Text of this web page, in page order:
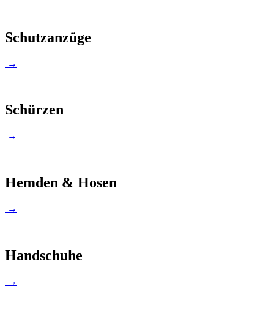
Schutzanzüge
→
Schürzen
→
Hemden & Hosen
→
Handschuhe
→